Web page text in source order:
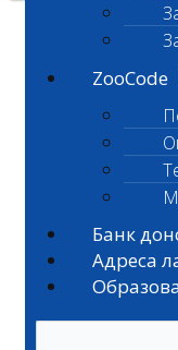
ZooCode
Банк
Адреса